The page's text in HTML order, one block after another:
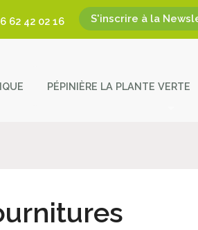
62 42 02 16 S'inscrire à la
PÉPINIÈRE LA PLANTE VERTE